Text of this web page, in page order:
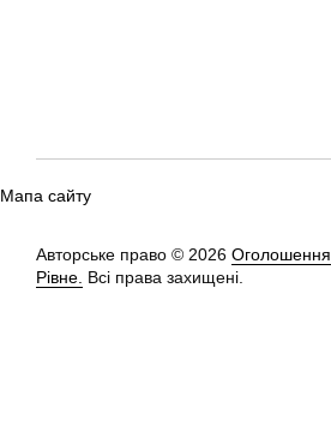
Мапа сайту
Авторське право © 2026 Оголошення
Рівне. Всі права захищені.